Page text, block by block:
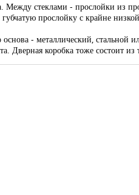
Между стеклами - прослойки из
прослойку с крайне
основа - металлический,
Дверная коробка тоже состоит